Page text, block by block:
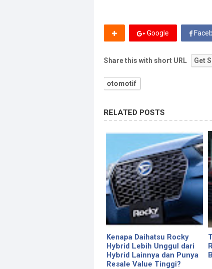
Google
Share this with short URL Get
otomotif
RELATED POSTS
Kenapa Daihatsu Rocky
Hybrid Lebih Unggul dari
Hybrid Lainnya dan Punya
Resale Value Tinggi?